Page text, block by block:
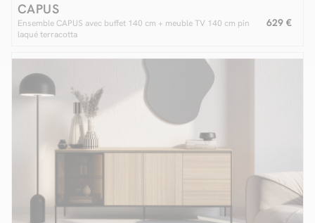
CAPUS
Ensemble CAPUS avec buffet 140 cm + meuble TV 140 cm pin
laqué terracotta
629 €